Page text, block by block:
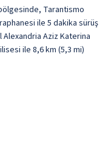
Tarantismo
ile 5 dakika sürüş
Aziz Katerina
ile 8,6 km (5,3 mi)